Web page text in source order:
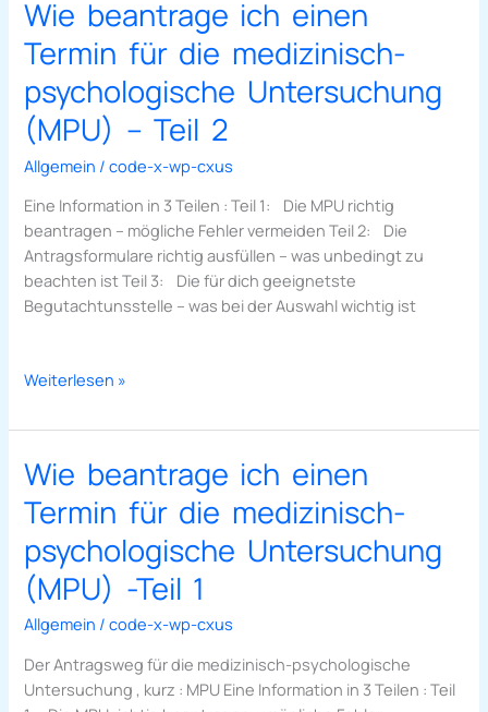
Wie beantrage ich einen
Termin für die medizinisch-
psychologische Untersuchung
(MPU) – Teil 2
Allgemein /code-x-wp-cxus
Eine Information in 3 Teilen : Teil 1: Die MPU richtig
beantragen – mögliche Fehler vermeiden Teil 2: Die
Antragsformulare richtig ausfüllen – was unbedingt zu
beachten ist Teil 3: Die für dich geeignetste
Begutachtunsstelle – was bei der Auswahl wichtig ist
Wie
beantrage
ich
einen
Termin
für
die
medizinisch-
psychologische
Untersuchung
(MPU)
–
Teil
Weiterlesen »
Wie beantrage ich einen
Termin für die medizinisch-
psychologische Untersuchung
(MPU) -Teil 1
Allgemein /code-x-wp-cxus
Der Antragsweg für die medizinisch-psychologische
Untersuchung , kurz : MPU Eine Information in 3 Teilen : Teil
Wie
beantrage
ich
einen
Termin
für
die
medizinisch-
psychologische
Untersuchung